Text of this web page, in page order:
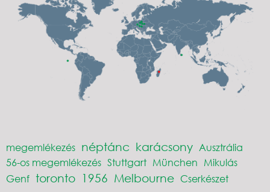
megemlékezés néptánc karácsony Ausztrália
56-os megemlékezés Stuttgart München Mikulás
Genf toronto 1956 Melbourne Cserkészet